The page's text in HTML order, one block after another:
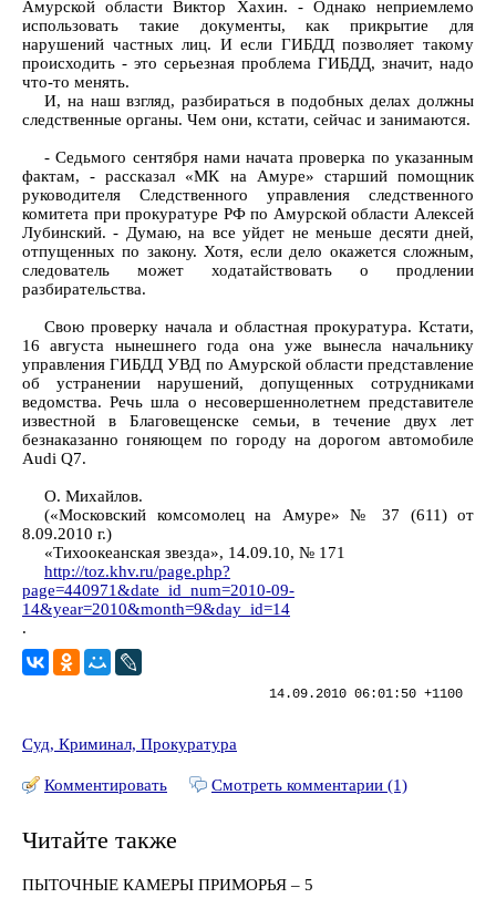
Амурской области Виктор Хахин. - Однако неприемлемо
использовать такие документы, как прикрытие для
нарушений частных лиц. И если ГИБДД позволяет такому
происходить - это серьезная проблема ГИБДД, значит, надо
что-то менять.
И, на наш взгляд, разбираться в подобных делах должны
следственные органы. Чем они, кстати, сейчас и занимаются.
- Седьмого сентября нами начата проверка по указанным
фактам, - рассказал «МК на Амуре» старший помощник
руководителя Следственного управления следственного
комитета при прокуратуре РФ по Амурской области Алексей
Лубинский. - Думаю, на все уйдет не меньше десяти дней,
отпущенных по закону. Хотя, если дело окажется сложным,
следователь может ходатайствовать о продлении
разбирательства.
Свою проверку начала и областная прокуратура. Кстати,
16 августа нынешнего года она уже вынесла начальнику
управления ГИБДД УВД по Амурской области представление
об устранении нарушений, допущенных сотрудниками
ведомства. Речь шла о несовершеннолетнем представителе
известной в Благовещенске семьи, в течение двух лет
безнаказанно гоняющем по городу на дорогом автомобиле
Audi Q7.
О. Михайлов.
(«Московский комсомолец на Амуре» № 37 (611) от
8.09.2010 г.)
«Тихоокеанская звезда», 14.09.10, № 171
http://toz.khv.ru/page.php?
page=440971&date_id_num=2010-09-
14&year=2010&month=9&day_id=14
.
14.09.2010 06:01:50 +1100
Суд, Криминал, Прокуратура
Комментировать Смотреть комментарии (1)
Читайте также
ПЫТОЧНЫЕ КАМЕРЫ ПРИМОРЬЯ – 5